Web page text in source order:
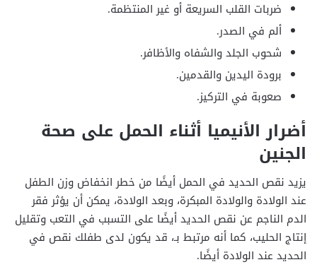
ضربات القلب السريعة أو غير المنتظمة.
ألم في الصدر.
شحوب الجلد والشفاه والأظافر.
برودة اليدين والقدمين.
صعوبة في التركيز.
أضرار الأنيميا أثناء الحمل على صحة
الجنين
يزيد نقص الحديد في الحمل أيضًا من خطر انخفاض وزن الطفل
عند الولادة والولادة المبكرة، وبعد الولادة، يمكن أن يؤثر فقر
الدم الناجم عن نقص الحديد أيضًا على التسبب في التعب وتقليل
إنتاج الحليب، كما أنه مرتبط بـ، قد يكون لدى طفلك نقص في
الحديد عند الولادة أيضًا.